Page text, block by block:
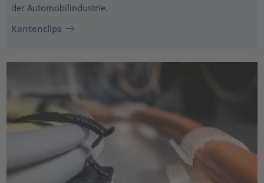
der Automobilindustrie.
Kantenclips